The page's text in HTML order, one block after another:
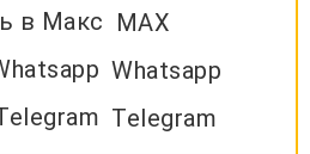
MAX
Whatsapp
Telegram